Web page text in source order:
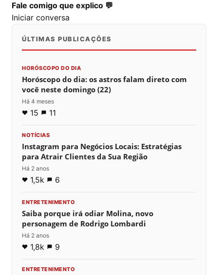
Fale comigo que explico 💬
Iniciar conversa
ÚLTIMAS PUBLICAÇÕES
HORÓSCOPO DO DIA
Horóscopo do dia: os astros falam direto com
você neste domingo (22)
Há 4 meses
15 11
NOTÍCIAS
Instagram para Negócios Locais: Estratégias
para Atrair Clientes da Sua Região
Há 2 anos
1,5k 6
ENTRETENIMENTO
Saiba porque irá odiar Molina, novo
personagem de Rodrigo Lombardi
Há 2 anos
1,8k 9
ENTRETENIMENTO